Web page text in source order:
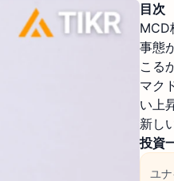
目次
MCD
事態
こる
マク
い上
新し
投資
ユ